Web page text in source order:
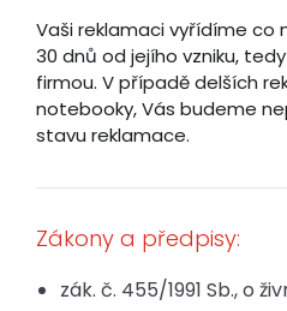
Vaši reklamaci vyřídíme co
30 dnů od jejího vzniku,
firmou. V případě delších
notebooky, Vás budeme
stavu reklamace.
Zákony a předpisy:
zák. č. 455/1991 Sb., o